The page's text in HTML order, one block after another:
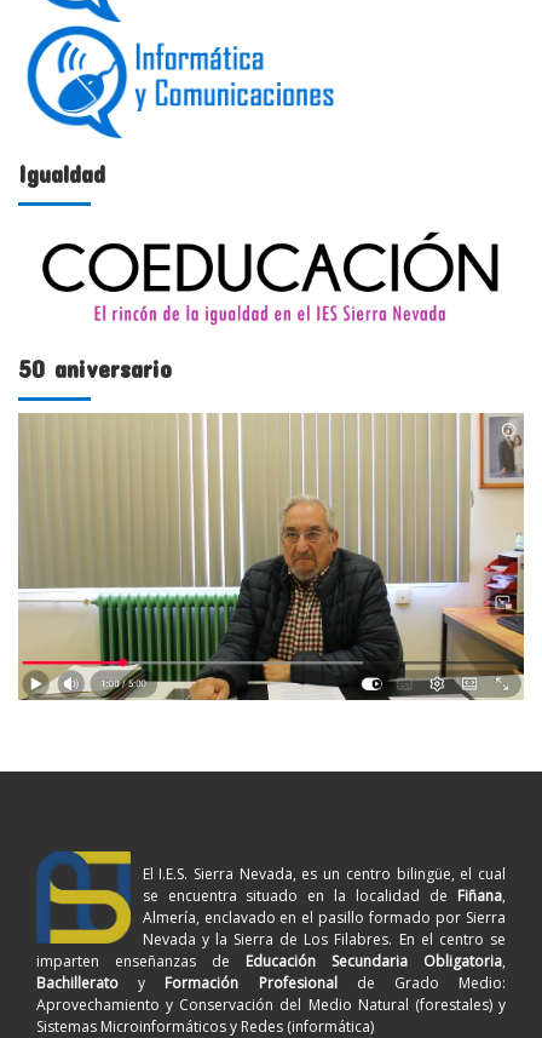
Igualdad
50 aniversario
El I.E.S. Sierra Nevada, es un centro bilingüe, el cual
se encuentra situado en la localidad de Fiñana,
Almería, enclavado en el pasillo formado por Sierra
Nevada y la Sierra de Los Filabres. En el centro se
imparten enseñanzas de Educación Secundaria Obligatoria,
Bachillerato y Formación Profesionalde Grado Medio:
Aprovechamiento y Conservación del Medio Natural (forestales) y
Sistemas Microinformáticos y Redes (informática)